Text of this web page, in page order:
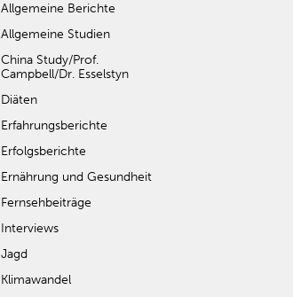
Allgemeine Berichte
Allgemeine Studien
China Study/Prof.
Campbell/Dr. Esselstyn
Diäten
Erfahrungsberichte
Erfolgsberichte
Ernährung und Gesundheit
Fernsehbeiträge
Interviews
Jagd
Klimawandel